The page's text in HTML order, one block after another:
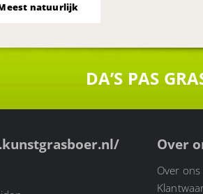
natuurlijk
DA’S PAS
Over
Over ons